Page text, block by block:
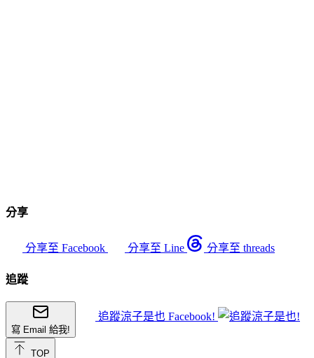
分享
分享至 Facebook 分享至 Line 分享至 threads
追蹤
寫 Email 給我!
追蹤涼子是也 Facebook!
TOP